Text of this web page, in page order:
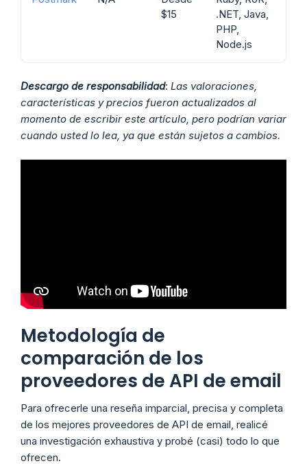
$15
.NET, Java,
PHP,
Node.js
Descargo de responsabilidad: Las valoraciones,
características y precios fueron actualizados al
momento de escribir este artículo, pero podrían variar
cuando usted lo lea, ya que están sujetos a cambios.
Metodología de
comparación de los
proveedores de API de email
Para ofrecerle una reseña imparcial, precisa y completa
de los mejores proveedores de API de email, realicé
una investigación exhaustiva y probé (casi) todo lo que
ofrecen.